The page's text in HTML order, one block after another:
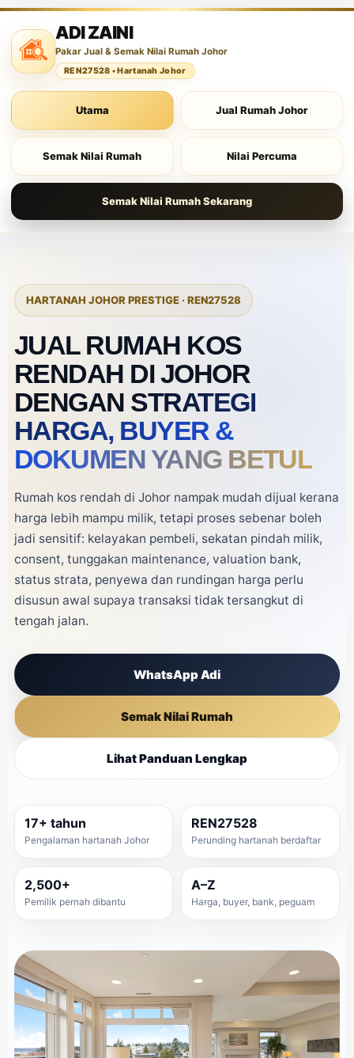
ADI ZAINI
Pakar Jual & Semak Nilai Rumah Johor
REN27528 • Hartanah Johor
Utama Jual Rumah Johor
Semak Nilai Rumah Nilai Percuma
Semak Nilai Rumah Sekarang
HARTANAH JOHOR PRESTIGE · REN27528
JUAL RUMAH KOS
RENDAH DI JOHOR
DENGAN STRATEGI
HARGA, BUYER &
DOKUMEN YANG BETUL
Rumah kos rendah di Johor nampak mudah dijual kerana
harga lebih mampu milik, tetapi proses sebenar boleh
jadi sensitif: kelayakan pembeli, sekatan pindah milik,
consent, tunggakan maintenance, valuation bank,
status strata, penyewa dan rundingan harga perlu
disusun awal supaya transaksi tidak tersangkut di
tengah jalan.
WhatsApp Adi
Semak Nilai Rumah
Lihat Panduan Lengkap
17+ tahun
Pengalaman hartanah Johor
REN27528
Perunding hartanah berdaftar
2,500+
Pemilik pernah dibantu
A–Z
Harga, buyer, bank, peguam